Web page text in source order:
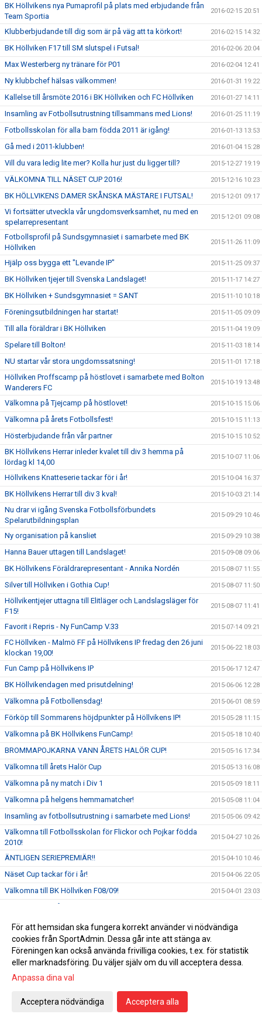
BK Höllvikens nya Pumaprofil på plats med erbjudande från
Team Sportia
2016-02-15 20:51
Klubberbjudande till dig som är på väg att ta körkort! 2016-02-15 14:32
BK Höllviken F17 till SM slutspel i Futsal! 2016-02-06 20:04
Max Westerberg ny tränare för P01 2016-02-04 12:41
Ny klubbchef hälsas välkommen! 2016-01-31 19:22
Kallelse till årsmöte 2016 i BK Höllviken och FC Höllviken 2016-01-27 14:11
Insamling av Fotbollsutrustning tillsammans med Lions! 2016-01-25 11:19
Fotbollsskolan för alla barn födda 2011 är igång! 2016-01-13 13:53
Gå med i 2011-klubben! 2016-01-04 15:28
Vill du vara ledig lite mer? Kolla hur just du ligger till? 2015-12-27 19:19
VÄLKOMNA TILL NÄSET CUP 2016! 2015-12-16 10:23
BK HÖLLVIKENS DAMER SKÅNSKA MÄSTARE I FUTSAL! 2015-12-01 09:17
Vi fortsätter utveckla vår ungdomsverksamhet, nu med en
spelarrepresentant
2015-12-01 09:08
Fotbollsprofil på Sundsgymnasiet i samarbete med BK
Höllviken
2015-11-26 11:09
Hjälp oss bygga ett "Levande IP" 2015-11-25 09:37
BK Höllviken tjejer till Svenska Landslaget! 2015-11-17 14:27
BK Höllviken + Sundsgymnasiet = SANT 2015-11-10 10:18
Föreningsutbildningen har startat! 2015-11-05 09:09
Till alla föräldrar i BK Höllviken 2015-11-04 19:09
Spelare till Bolton! 2015-11-03 18:14
NU startar vår stora ungdomssatsning! 2015-11-01 17:18
Höllviken Proffscamp på höstlovet i samarbete med Bolton
Wanderers FC
2015-10-19 13:48
Välkomna på Tjejcamp på höstlovet! 2015-10-15 15:06
Välkomna på årets Fotbollsfest! 2015-10-15 11:13
Hösterbjudande från vår partner 2015-10-15 10:52
BK Höllvikens Herrar inleder kvalet till div 3 hemma på
lördag kl 14,00
2015-10-07 11:06
Höllvikens Knatteserie tackar för i år! 2015-10-04 16:37
BK Höllvikens Herrar till div 3 kval! 2015-10-03 21:14
Nu drar vi igång Svenska Fotbollsförbundets
Spelarutbildningsplan
2015-09-29 10:46
Ny organisation på kansliet 2015-09-29 10:38
Hanna Bauer uttagen till Landslaget! 2015-09-08 09:06
BK Höllvikens Föräldrarepresentant - Annika Nordén 2015-08-07 11:55
Silver till Höllviken i Gothia Cup! 2015-08-07 11:50
Höllvikentjejer uttagna till Elitläger och Landslagsläger för
F15!
2015-08-07 11:41
Favorit i Repris - Ny FunCamp V.33 2015-07-14 09:21
FC Höllviken - Malmö FF på Höllvikens IP fredag den 26 juni
klockan 19,00!
2015-06-22 18:03
Fun Camp på Höllvikens IP 2015-06-17 12:47
BK Höllvikendagen med prisutdelning! 2015-06-06 12:28
Välkomna på Fotbollensdag! 2015-06-01 08:59
Förköp till Sommarens höjdpunkter på Höllvikens IP! 2015-05-28 11:15
Välkomna på BK Höllvikens FunCamp! 2015-05-18 10:40
BROMMAPOJKARNA VANN ÅRETS HALÖR CUP! 2015-05-16 17:34
Välkomna till årets Halör Cup 2015-05-13 16:08
Välkomna på ny match i Div 1 2015-05-09 18:11
Välkomna på helgens hemmamatcher! 2015-05-08 11:04
Insamling av fotbollsutrustning i samarbete med Lions! 2015-05-06 09:42
Välkomna till Fotbollsskolan för Flickor och Pojkar födda
2010!
2015-04-27 10:26
ÄNTLIGEN SERIEPREMIÄR!! 2015-04-10 10:46
Näset Cup tackar för i år! 2015-04-06 22:05
Välkomna till BK Höllviken F08/09! 2015-04-01 23:03
BK Höllvikens Påsklovsträning!
Slutspelet i Skåne VM för P02 2015-03-14 10:59
Välkomna på Vårcampen! 2015-03-03 00:06
Säkert vårtecken - snart startar Höllvikens Knatteserie
KLUBBKÄNSLA
BK Höllvikens Damlag vann DM i Futsal!
För att hemsidan ska fungera korrekt använder vi nödvändiga
cookies från SportAdmin. Dessa går inte att stänga av.
Föreningen kan också använda frivilliga cookies, t.ex. för statistik
eller marknadsföring. Du väljer själv om du vill acceptera dessa.
Anpassa dina val
Acceptera nödvändiga Acceptera alla